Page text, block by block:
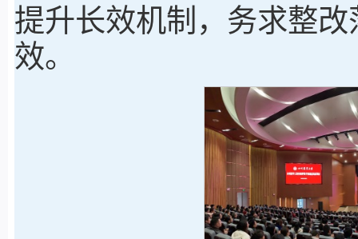
提升长效机制，务求整
效。